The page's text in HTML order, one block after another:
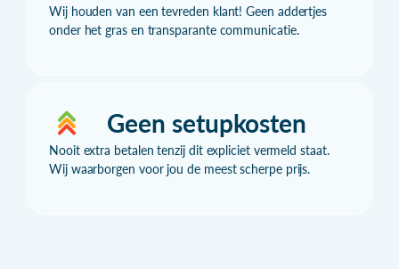
Wij houden van een tevreden klant! Geen addertjes
onder het gras en transparante communicatie.
Geen setupkosten
Nooit extra betalen tenzij dit expliciet vermeld staat.
Wij waarborgen voor jou de meest scherpe prijs.